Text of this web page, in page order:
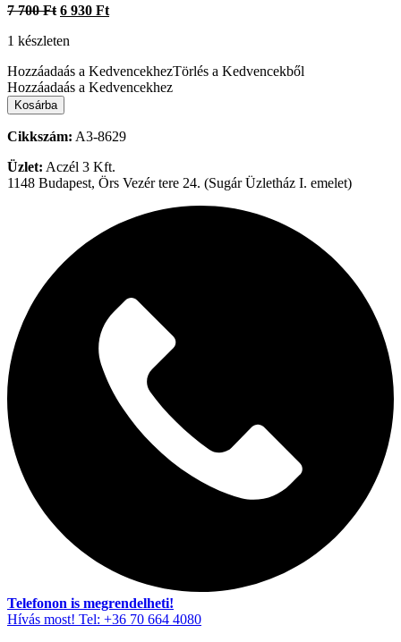
7 700Ft Original
was:
700 Ft.
6 930 FtCurrent
930 Ft.
1 készleten
Hozzáadaás a KedvencekhezTörlés a Kedvencekből
Hozzáadaás a Kedvencekhez
Új
ezüst
levél
fülbevaló
mennyiség
Kosárba
Cikkszám: A3-8629
Üzlet: Aczél 3 Kft.
1148 Budapest, Örs Vezér tere 24. (Sugár Üzletház I. emelet)
Telefonon is megrendelheti!
Hívás most! Tel: +36 70 664 4080